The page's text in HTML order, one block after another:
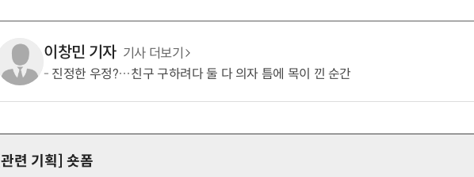
이창민 기자 기사 더보기
진정한 우정?…친구 구하려다 둘 다 의자 틈에 목이 낀 순간
[관련 기획] 숏폼